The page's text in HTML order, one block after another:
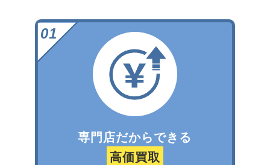
専門店だからできる
高価買取